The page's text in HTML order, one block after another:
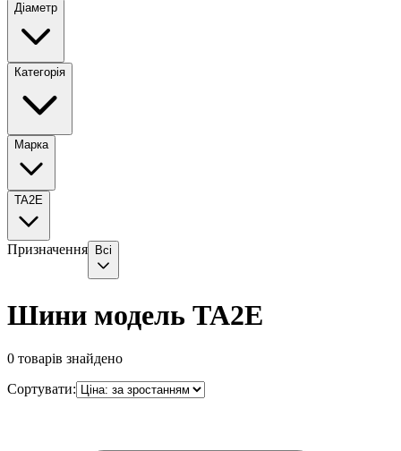
Діаметр
Категорія
Марка
TA2E
Призначення Всі
Шини модель TA2E
0 товарів знайдено
Сортувати: